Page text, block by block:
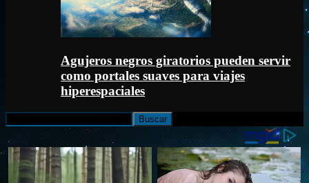
Agujeros negros giratorios pueden servir
como portales suaves para viajes
hiperespaciales